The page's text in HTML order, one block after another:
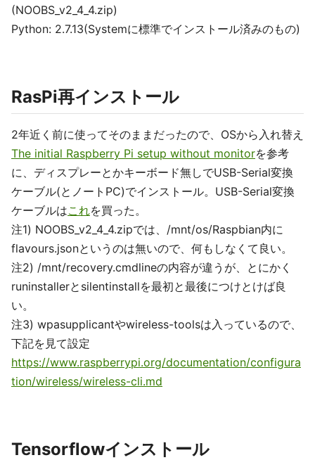
(NOOBS_v2_4_4.zip)
Python: 2.7.13(Systemに標準でインストール済みのもの)
RasPi再インストール
2年近く前に使ってそのままだったので、OSから入れ替え
The initial Raspberry Pi setup without monitorを参考
に、ディスプレーとかキーボード無しでUSB-Serial変換
ケーブル(とノートPC)でインストール。USB-Serial変換
ケーブルはこれを買った。
注1) NOOBS_v2_4_4.zipでは、/mnt/os/Raspbian内に
flavours.jsonというのは無いので、何もしなくて良い。
注2) /mnt/recovery.cmdlineの内容が違うが、とにかく
runinstallerとsilentinstallを最初と最後につけとけば良
い。
注3) wpasupplicantやwireless-toolsは入っているので、
下記を見て設定
https://www.raspberrypi.org/documentation/configura
tion/wireless/wireless-cli.md
Tensorflowインストール